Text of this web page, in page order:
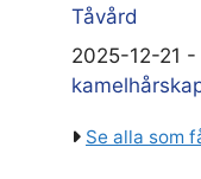
Tåvård
2025-12-21
Se alla som